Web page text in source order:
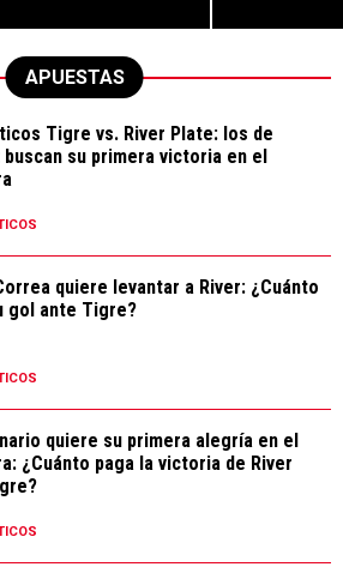
APUESTAS
Tigre vs. River Plate: los de
buscan su primera victoria en el
quiere levantar a River: ¿Cuánto
gol ante Tigre?
quiere su primera alegría en el
¿Cuánto paga la victoria de River